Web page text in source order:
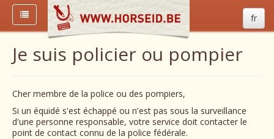
fr
Je suis policier ou pompier
Cher membre de la police ou des pompiers,
Si un équidé s'est échappé ou n'est pas sous la surveillance
d'une personne responsable, votre service doit contacter le
point de contact connu de la police fédérale.